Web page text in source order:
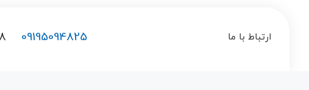
ارتباط با ما 09195094825